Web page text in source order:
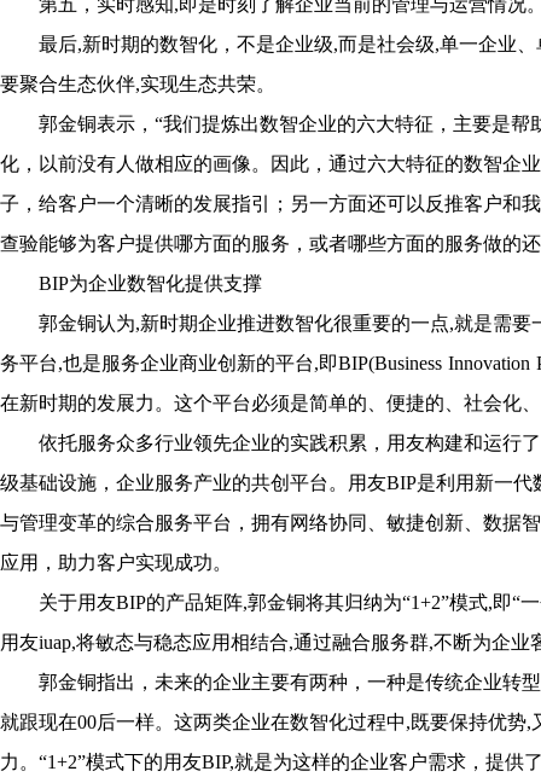
第五，实时感知,即是时刻了解企业当前的管理与运营情况
最后,新时期的数智化，不是企业级,而是社会级,单一企业
要聚合生态伙伴,实现生态共荣。
郭金铜表示，“我们提炼出数智企业的六大特征，主要是
化，以前没有人做相应的画像。因此，通过六大特征的数智企
子，给客户一个清晰的发展指引；另一方面还可以反推客户和
查验能够为客户提供哪方面的服务，或者哪些方面的服务做的
BIP为企业数智化提供支撑
郭金铜认为,新时期企业推进数智化很重要的一点,就是需
务平台,也是服务企业商业创新的平台,即BIP(Business
在新时期的发展力。这个平台必须是简单的、便捷的、社会化
依托服务众多行业领先企业的实践积累，用友构建和运
级基础设施，企业服务产业的共创平台。用友BIP是利用新一
与管理变革的综合服务平台，拥有网络协同、敏捷创新、数据
应用，助力客户实现成功。
关于用友BIP的产品矩阵,郭金铜将其归纳为“1+2”模式,即“
用友iuap,将敏态与稳态应用相结合,通过融合服务群,不断为企
郭金铜指出，未来的企业主要有两种，一种是传统企业转
就跟现在00后一样。这两类企业在数智化过程中,既要保持优
力。“1+2”模式下的用友BIP,就是为这样的企业客户需求，提